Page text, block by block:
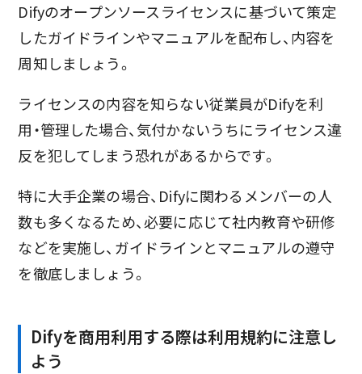
Difyのオープンソースライセンスに基づいて策定
したガイドラインやマニュアルを配布し、内容を
周知しましょう。
ライセンスの内容を知らない従業員がDifyを利
用・管理した場合、気付かないうちにライセンス違
反を犯してしまう恐れがあるからです。
特に大手企業の場合、Difyに関わるメンバーの人
数も多くなるため、必要に応じて社内教育や研修
などを実施し、ガイドラインとマニュアルの遵守
を徹底しましょう。
Difyを商用利用する際は利用規約に注意し
よう